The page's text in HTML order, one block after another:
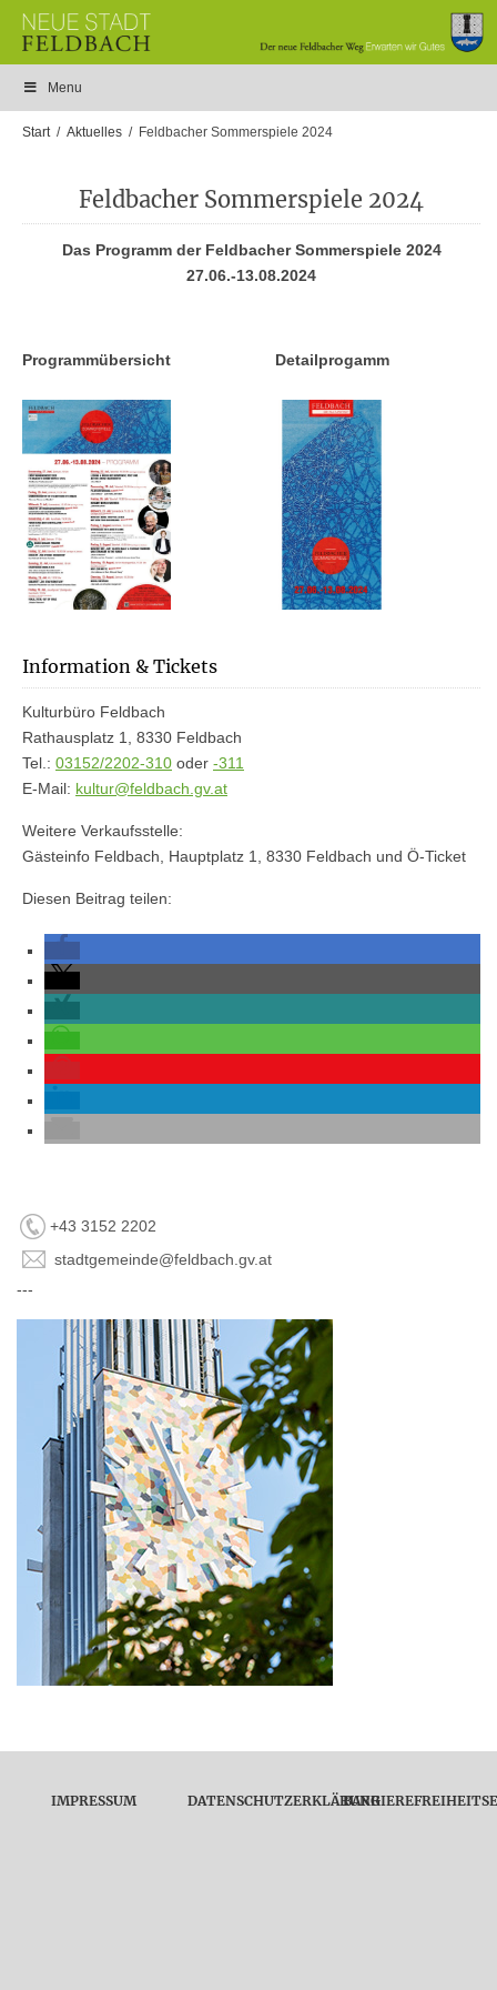
Menu
Start Aktuelles Feldbacher Sommerspiele 2024
Feldbacher Sommerspiele 2024
Das Programm der Feldbacher Sommerspiele 2024
27.06.-13.08.2024
Programmübersicht Detailprogamm
Information & Tickets
Kulturbüro Feldbach
Rathausplatz 1, 8330 Feldbach
Tel.: 03152/2202-310 oder -311
E-Mail: kultur@feldbach.gv.at
Weitere Verkaufsstelle:
Gästeinfo Feldbach, Hauptplatz 1, 8330 Feldbach und Ö-Ticket
Diesen Beitrag teilen:
+43 3152 2202
stadtgemeinde@feldbach.gv.at
---
IMPRESSUM DATENSCHUTZERKLÄRUNG